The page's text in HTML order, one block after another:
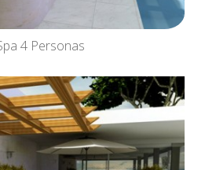
4 Personas